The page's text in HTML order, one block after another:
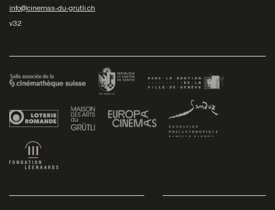
info@cinemas-du-grutli.ch
v3.2